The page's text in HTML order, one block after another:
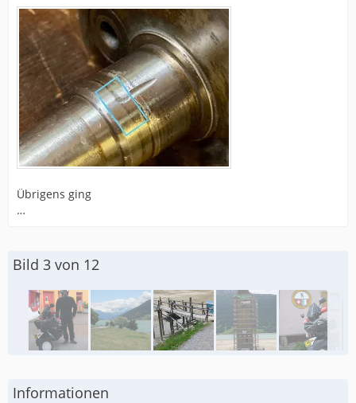
Übrigens ging
…
Bild 3 von 12
Informationen